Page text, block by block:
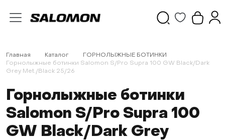
Главная Каталог
ГОРНОЛЫЖНЫЕ БОТИНКИ
Горнолыжные ботинки Salomon S/Pro Supra 100 GW Black/Dark
Grey Met./Black 25/26
Горнолыжные ботинки
Salomon S/Pro Supra 100
GW Black/Dark Grey